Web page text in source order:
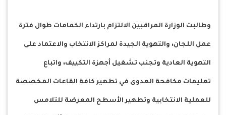
وطالبت الوزارة المراقبين الالتزام بارتداء الكمامات طوال فترة
عمل اللجان، والتهوية الجيدة لمراكز الانتخاب والاعتماد على
التهوية العادية وتجنب تشغيل أجهزة التكييف، واتباع
تعليمات مكافحة العدوى في تطهير كافة القاعات المخصصة
للعملية الانتخابية وتطهير الأسطح المعرضة للتلامس